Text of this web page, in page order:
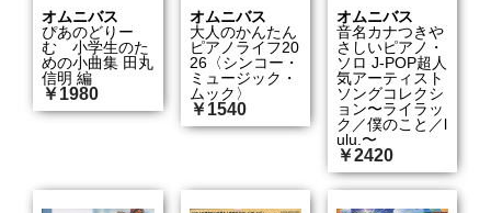
オムニバス
ぴあのどりー
む 小学生のた
めの小曲集 田丸
信明 編
￥1980
オムニバス
大人のかんたん
ピアノライフ20
26〈シンコー・
ミュージック・
ムック〉
￥1540
オムニバス
音名カナつきや
さしいピアノ・
ソロ J-POP超人
気アーティスト
ソングコレクシ
ョン〜ライラッ
ク／僕のこと／l
ulu.〜
￥2420